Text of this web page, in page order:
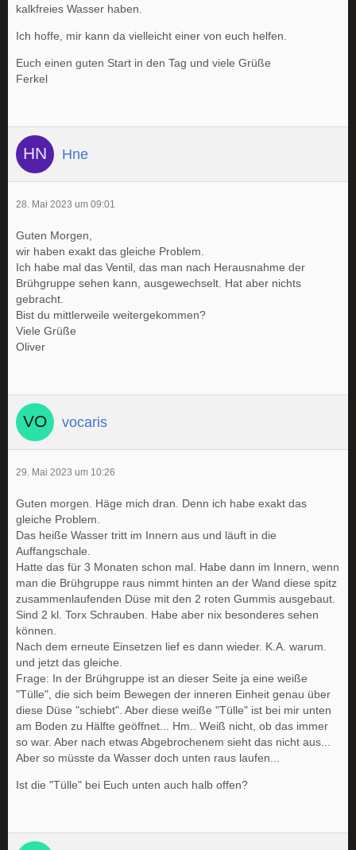
kalkfreies Wasser haben.
Ich hoffe, mir kann da vielleicht einer von euch helfen.
Euch einen guten Start in den Tag und viele Grüße
Ferkel
Hne
28. Mai 2023 um 09:01
Guten Morgen,
wir haben exakt das gleiche Problem.
Ich habe mal das Ventil, das man nach Herausnahme der
Brühgruppe sehen kann, ausgewechselt. Hat aber nichts
gebracht.
Bist du mittlerweile weitergekommen?
Viele Grüße
Oliver
vocaris
29. Mai 2023 um 10:26
Guten morgen. Häge mich dran. Denn ich habe exakt das
gleiche Problem.
Das heiße Wasser tritt im Innern aus und läuft in die
Auffangschale.
Hatte das für 3 Monaten schon mal. Habe dann im Innern, wenn
man die Brühgruppe raus nimmt hinten an der Wand diese spitz
zusammenlaufenden Düse mit den 2 roten Gummis ausgebaut.
Sind 2 kl. Torx Schrauben. Habe aber nix besonderes sehen
können.
Nach dem erneute Einsetzen lief es dann wieder. K.A. warum.
und jetzt das gleiche.
Frage: In der Brühgruppe ist an dieser Seite ja eine weiße
"Tülle", die sich beim Bewegen der inneren Einheit genau über
diese Düse "schiebt". Aber diese weiße "Tülle" ist bei mir unten
am Boden zu Hälfte geöffnet... Hm.. Weiß nicht, ob das immer
so war. Aber nach etwas Abgebrochenem sieht das nicht aus...
Aber so müsste da Wasser doch unten raus laufen...
Ist die "Tülle" bei Euch unten auch halb offen?